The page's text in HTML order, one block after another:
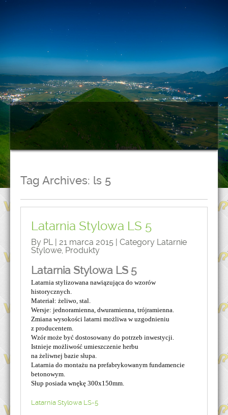
Tag Archives: ls 5
Latarnia Stylowa LS 5
By PL | 21 marca 2015 | Category Latarnie
Stylowe, Produkty
Latarnia Stylowa LS 5
Latarnia stylizowana nawiązująca do wzorów
historycznych.
Materiał: żeliwo, stal.
Wersje: jednoramienna, dwuramienna, trójramienna.
Zmiana wysokości latarni możliwa w uzgodnieniu
z producentem.
Wzór może być dostosowany do potrzeb inwestycji.
Istnieje możliwość umieszczenie herbu
na żeliwnej bazie słupa.
Latarnia do montażu na prefabrykowanym fundamencie
betonowym.
Słup posiada wnękę 300x150mm.
Latarnia Stylowa LS-5